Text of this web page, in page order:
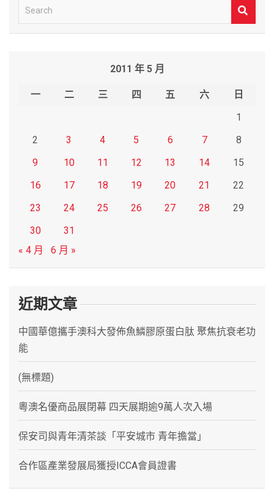
e
2011 年 5 月
一 二 三 四 五 六
日
1
2
3 4 5 6 7
8
9
10 11 12 13 14
15
16
17 18 19 20 21
22
23
24 25 26 27 28
29
30
31
« 4 月
6 月 »
近期文章
中國華億攜手澳科大發佈魚鱗膠原蛋白肽 聚焦抗衰老功
能
(無標題)
粵澳名優商品展閉幕 四天展期逾9萬人次入場
保安司與青年清茶談「平安城市 青年擔當」
合作區產業發展局獲授ICCA會員證書